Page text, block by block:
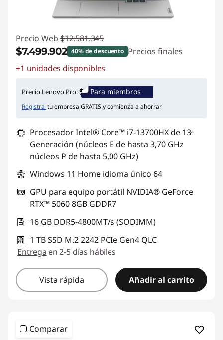
Precio Web $12.581.345
$7.499.902 40% de descuento Precios finales
Ahorros instantáneos :
+1 unidades disponibles
Precio Lenovo Pro: Para miembros
Registra tu empresa GRATIS y comienza a ahorrar
Procesador Intel® Core™ i7-13700HX de 13ᵃ
Generación (núcleos E de hasta 3,70 GHz
núcleos P de hasta 5,00 GHz)
Windows 11 Home idioma único 64
GPU para equipo portátil NVIDIA® GeForce
RTX™ 5060 8GB GDDR7
16 GB DDR5-4800MT/s (SODIMM)
1 TB SSD M.2 2242 PCIe Gen4 QLC
Entrega en 2-5 días hábiles
Vista rápida Añadir al carrito
Comparar